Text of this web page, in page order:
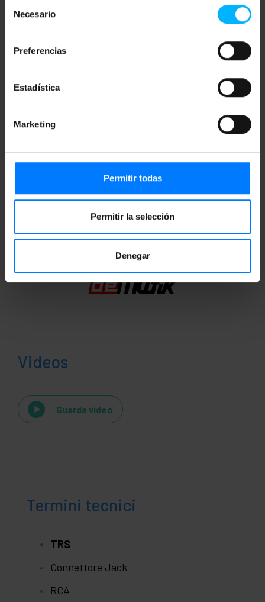
Necesario
Preferencias
Estadística
Marketing
Permitir todas
Permitir la selección
Denegar
sull'altra estremità. Funziona con adattatore jack
Peso lordo: 10 g
profondità x altezza): 6.2 x 2.6 x 1.2 cm
Numero di pacchi: 1
Videos
Guarda video
Termini tecnici
TRS
Connettore Jack
RCA